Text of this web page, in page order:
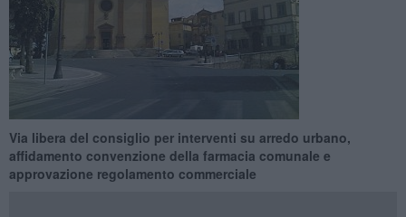
Via libera del consiglio per interventi su arredo urbano,
affidamento convenzione della farmacia comunale e
approvazione regolamento commerciale